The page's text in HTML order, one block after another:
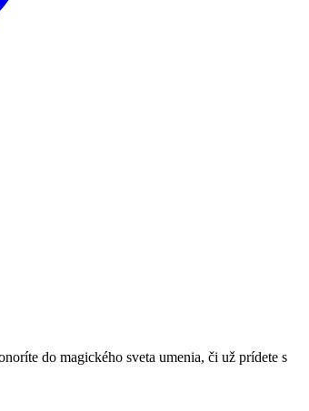
do magického sveta umenia, či už prídete s